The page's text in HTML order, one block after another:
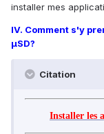
installer mes
IV. Comment s'y
µSD?
Citation
Installer les